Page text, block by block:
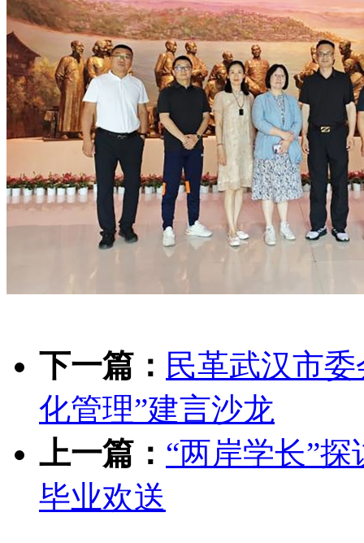
下一篇： 民革武汉市
化管理”建言沙龙
上一篇： “两岸学长”
毕业欢送